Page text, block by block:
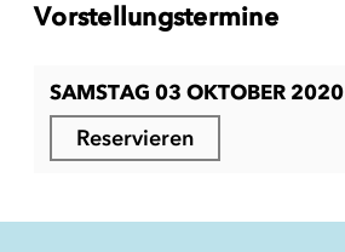
Vorstellungstermine
SAMSTAG 03 OKTOBER 2020
Reservieren